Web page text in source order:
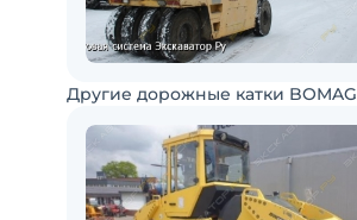
Другие дорожные катки BOMAG